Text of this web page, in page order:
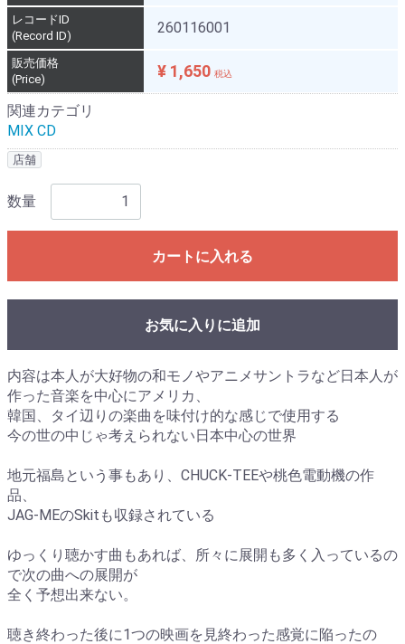
レコードID
(Record ID)
260116001
販売価格
(Price)
¥ 1,650 税込
関連カテゴリ
MIX CD
店舗
数量
カートに入れる
お気に入りに追加
内容は本人が大好物の和モノやアニメサントラなど日本人が
作った音楽を中心にアメリカ、
韓国、タイ辺りの楽曲を味付け的な感じで使用する
今の世の中じゃ考えられない日本中心の世界
地元福島という事もあり、CHUCK-TEEや桃色電動機の作
品、
JAG-MEのSkitも収録されている
ゆっくり聴かす曲もあれば、所々に展開も多く入っているの
で次の曲への展開が
全く予想出来ない。
聴き終わった後に1つの映画を見終わった感覚に陥ったの